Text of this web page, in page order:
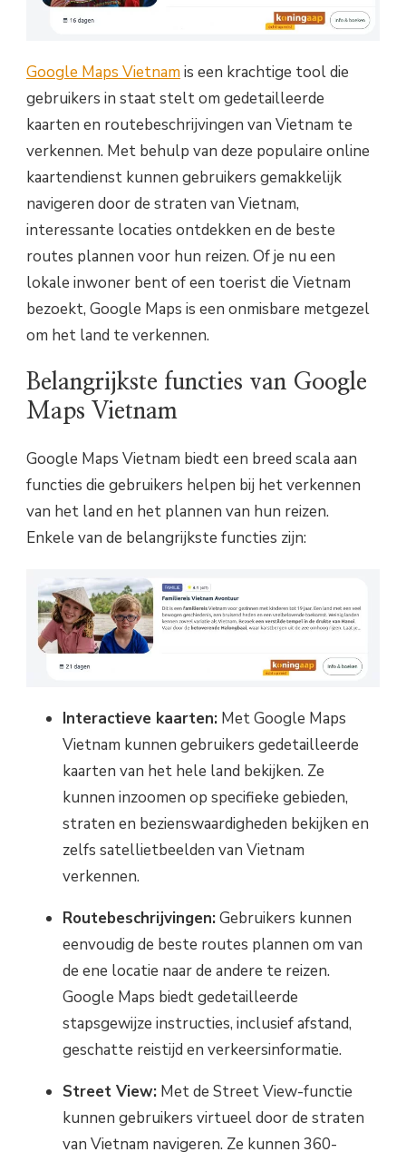
Google Maps Vietnamis een krachtige tool die
gebruikers in staat stelt om gedetailleerde
kaarten en routebeschrijvingen van Vietnam te
verkennen. Met behulp van deze populaire online
kaartendienst kunnen gebruikers gemakkelijk
navigeren door de straten van Vietnam,
interessante locaties ontdekken en de beste
routes plannen voor hun reizen. Of je nu een
lokale inwoner bent of een toerist die Vietnam
bezoekt, Google Maps is een onmisbare metgezel
om het land te verkennen.
Belangrijkste functies van Google
Maps Vietnam
Google Maps Vietnam biedt een breed scala aan
functies die gebruikers helpen bij het verkennen
van het land en het plannen van hun reizen.
Enkele van de belangrijkste functies zijn:
Interactieve kaarten: Met Google Maps
Vietnam kunnen gebruikers gedetailleerde
kaarten van het hele land bekijken. Ze
kunnen inzoomen op specifieke gebieden,
straten en bezienswaardigheden bekijken en
zelfs satellietbeelden van Vietnam
verkennen.
Routebeschrijvingen:Gebruikers kunnen
eenvoudig de beste routes plannen om van
de ene locatie naar de andere te reizen.
Google Maps biedt gedetailleerde
stapsgewijze instructies, inclusief afstand,
geschatte reistijd en verkeersinformatie.
Street View: Met de Street View-functie
kunnen gebruikers virtueel door de straten
van Vietnam navigeren. Ze kunnen 360-